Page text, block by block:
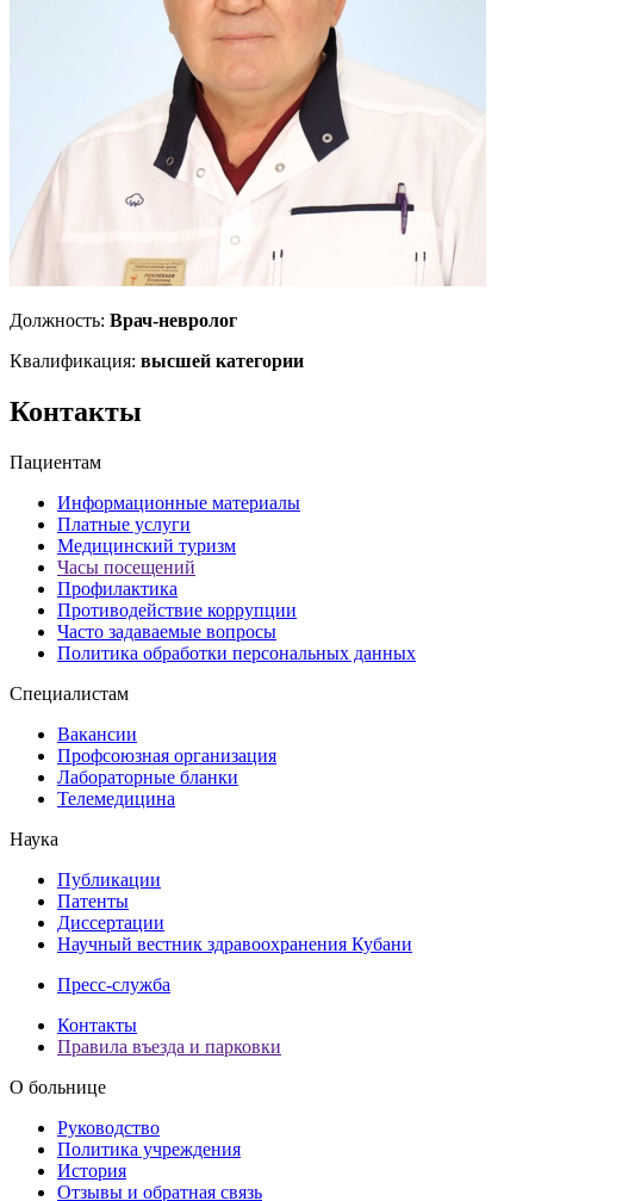
Должность: Врач-невролог
Квалификация: высшей категории
Контакты
Пациентам
Информационные материалы
Платные услуги
Медицинский туризм
Часы посещений
Профилактика
Противодействие коррупции
Часто задаваемые вопросы
Политика обработки персональных данных
Специалистам
Вакансии
Профсоюзная организация
Лабораторные бланки
Телемедицина
Наука
Публикации
Патенты
Диссертации
Научный вестник здравоохранения Кубани
Пресс-служба
Контакты
Правила въезда и парковки
О больнице
Руководство
Политика учреждения
История
Отзывы и обратная связь